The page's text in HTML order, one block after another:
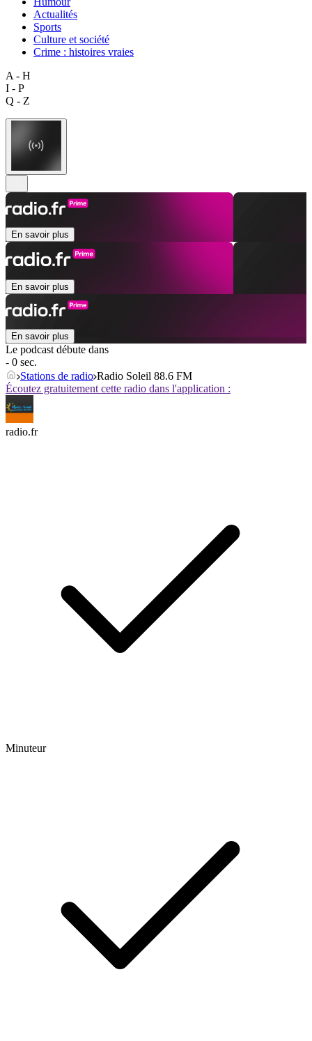
Actualités
Sports
Culture et société
Crime : histoires vraies
A - H
I - P
Q - Z
En savoir plus
En savoir plus
En savoir plus
Le podcast débute dans
- 0 sec.
Stations de radio Radio Soleil 88.6 FM
Écoutez gratuitement cette radio dans l'application :
radio.fr
Minuteur